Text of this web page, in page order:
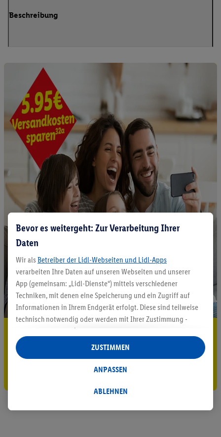
Beschreibung
5.95 € Versand sparen³²ᵃ
Jetzt zum Newsletter anmelden
Gutschein sichern!
Bevor es weitergeht: Zur Verarbeitung Ihrer
Daten
Wir als Betreiber der Lidl-Webseiten und Lidl-Apps
verarbeiten Ihre Daten auf unseren Webseiten und unserer
App (gemeinsam: „Lidl-Dienste“) mittels verschiedener
Techniken, mit denen eine Speicherung und ein Zugriff auf
Informationen in Ihrem Endgerät erfolgt. Diese sind teilweise
technisch notwendig oder werden mit Ihrer Zustimmung -
auch durch Partner (u.a.
Verantwortliche; im Zusammenhang mit dem IAB TCF
insgesamt
Statistik-Erstellung oder für personalisierte Werbung
Datenverarbeitungen für personalisierte Werbung werden
ABLEHNEN
ANPASSEN
ZUSTIMMEN